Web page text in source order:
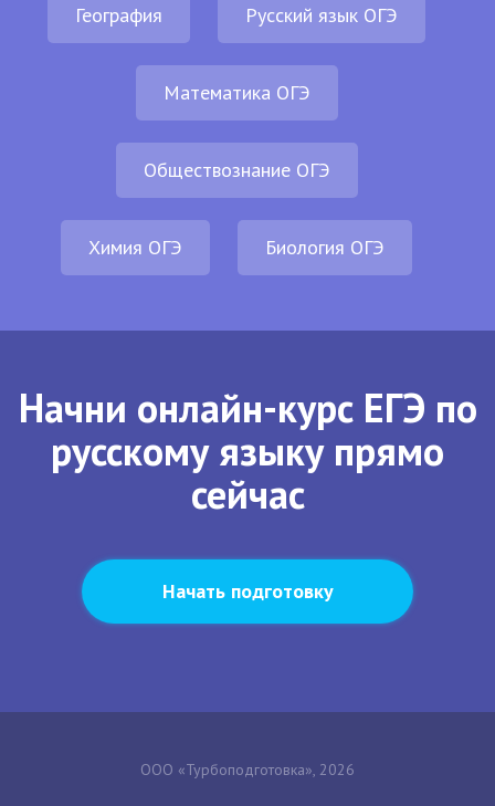
География Русский язык ОГЭ
Математика ОГЭ
Обществознание ОГЭ
Химия ОГЭ Биология ОГЭ
Начни онлайн-курс ЕГЭ по
русскому языку прямо
сейчас
Начать подготовку
ООО «Турбоподготовка», 2026